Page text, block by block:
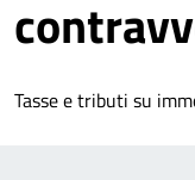
Tasse e tributi su